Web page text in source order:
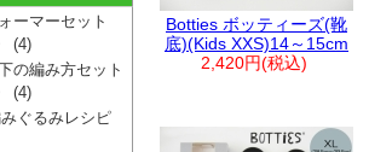
Botties ボッティーズ(靴
底)(Kids XXS)14～15cm
2,420円(税込)
ーマーセット
(4)
の編み方セット
(4)
ぐるみレシピ